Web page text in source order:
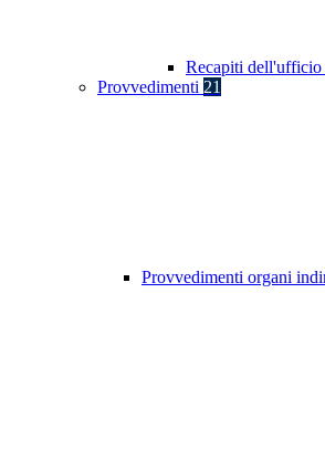
Recapiti dell'ufficio
Provvedimenti 21
Provvedimenti organi